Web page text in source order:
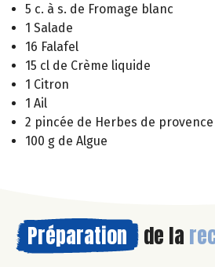
5 c. à s. de Fromage blanc
1 Salade
16 Falafel
15 cl de Crème liquide
1 Citron
1 Ail
2 pincée de Herbes de provence
100 g de Algue
Préparation de la